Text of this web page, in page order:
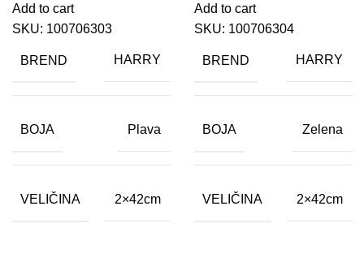
Add to cart
SKU: 100706303
BREND HARRY
BOJA Plava
VELIČINA 2×42cm
Add to cart
SKU: 100706304
BREND HARRY
BOJA Zelena
VELIČINA 2×42cm